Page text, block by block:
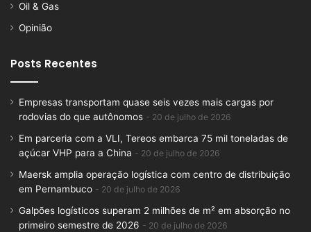
Oil & Gas
Opinião
Posts Recentes
Empresas transportam quase seis vezes mais cargas por
rodovias do que autônomos
20 de julho de 2026
Em parceria com a VLI, Tereos embarca 75 mil toneladas de
açúcar VHP para a China
20 de julho de 2026
Maersk amplia operação logística com centro de distribuição
em Pernambuco
20 de julho de 2026
Galpões logísticos superam 2 milhões de m² em absorção no
primeiro semestre de 2026
20 de julho de 2026